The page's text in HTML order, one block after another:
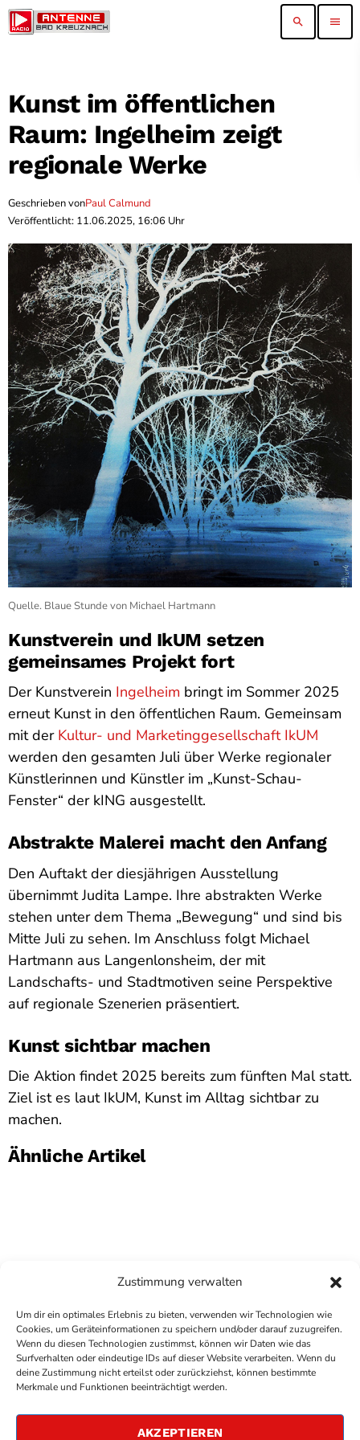
Zustimmung verwalten
Um dir ein optimales Erlebnis zu bieten, verwenden wir Technologien wie
Cookies, um Geräteinformationen zu speichern und/oder darauf zuzugreifen.
Wenn du diesen Technologien zustimmst, können wir Daten wie das
Surfverhalten oder eindeutige IDs auf dieser Website verarbeiten. Wenn du
deine Zustimmung nicht erteilst oder zurückziehst, können bestimmte
Merkmale und Funktionen beeinträchtigt werden.
AKZEPTIEREN
search menu
Kunst im öffentlichen
Raum: Ingelheim zeigt
regionale Werke
Geschrieben vonPaul Calmund
Veröffentlicht: 11.06.2025, 16:06 Uhr
Quelle. Blaue Stunde von Michael Hartmann
Kunstverein und IkUM setzen
gemeinsames Projekt fort
Der Kunstverein Ingelheim bringt im Sommer 2025
erneut Kunst in den öffentlichen Raum. Gemeinsam
mit der Kultur- und Marketinggesellschaft IkUM
werden den gesamten Juli über Werke regionaler
Künstlerinnen und Künstler im „Kunst-Schau-
Fenster“ der kING ausgestellt.
Abstrakte Malerei macht den Anfang
Den Auftakt der diesjährigen Ausstellung
übernimmt Judita Lampe. Ihre abstrakten Werke
stehen unter dem Thema „Bewegung“ und sind bis
Mitte Juli zu sehen. Im Anschluss folgt Michael
Hartmann aus Langenlonsheim, der mit
Landschafts- und Stadtmotiven seine Perspektive
auf regionale Szenerien präsentiert.
Kunst sichtbar machen
Die Aktion findet 2025 bereits zum fünften Mal statt.
Ziel ist es laut IkUM, Kunst im Alltag sichtbar zu
machen.
Ähnliche Artikel
COPYRIGHTANTENNE BAD KREUZNACH